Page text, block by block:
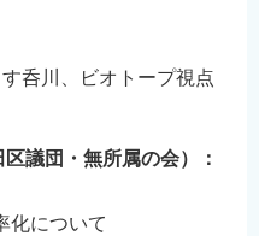
呑川、ビオトープ視点
議団・無所属の会）：
化について